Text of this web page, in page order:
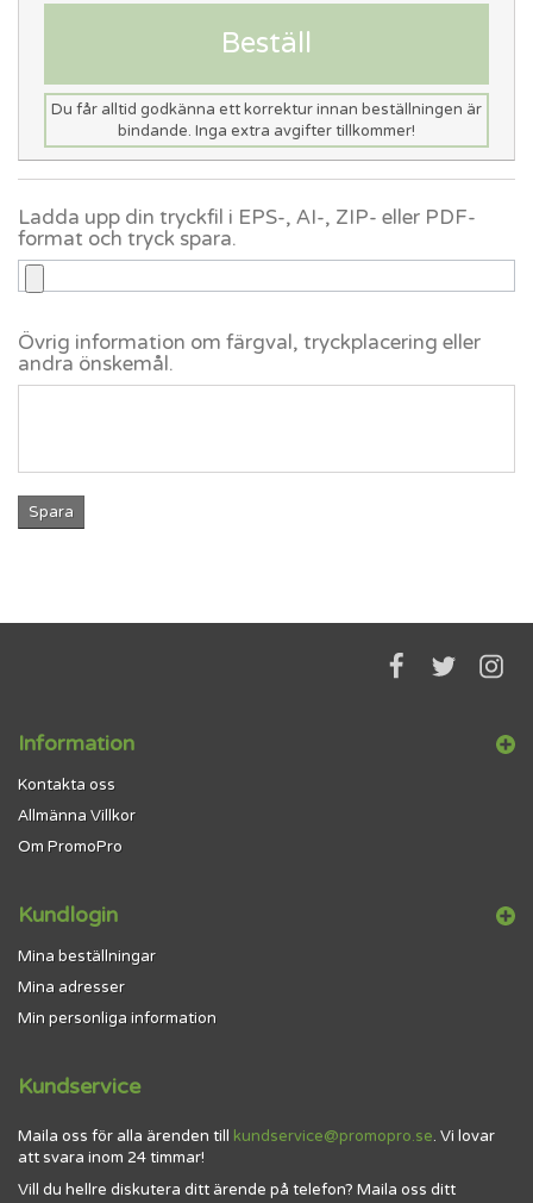
Beställ
Du får alltid godkänna ett korrektur innan beställningen är
bindande. Inga extra avgifter tillkommer!
Ladda upp din tryckfil i EPS-, AI-, ZIP- eller PDF-
format och tryck spara.
Övrig information om färgval, tryckplacering eller
andra önskemål.
Spara
Information
Kontakta oss
Allmänna Villkor
Om PromoPro
Kundlogin
Mina beställningar
Mina adresser
Min personliga information
Kundservice
Maila oss för alla ärenden till kundservice@promopro.se. Vi lovar
att svara inom 24 timmar!
Vill du hellre diskutera ditt ärende på telefon? Maila oss ditt